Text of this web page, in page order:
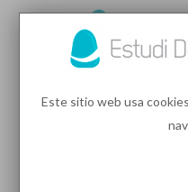
Este sitio web usa